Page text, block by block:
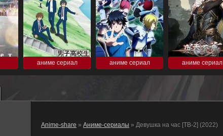
аниме сериал аниме сериал аниме сериал
Anime-share » Аниме-сериалы » Девушка на час [ТВ-2] (2022)